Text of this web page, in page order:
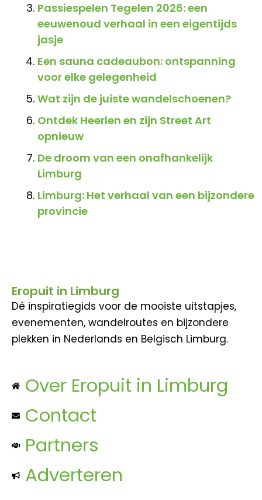
Passiespelen Tegelen 2026: een
eeuwenoud verhaal in een eigentijds
jasje
Een sauna cadeaubon: ontspanning
voor elke gelegenheid
Wat zijn de juiste wandelschoenen?
Ontdek Heerlen en zijn Street Art
opnieuw
De droom van een onafhankelijk
Limburg
Limburg: Het verhaal van een bijzondere
provincie
Eropuit in Limburg
Dé inspiratiegids voor de mooiste uitstapjes,
evenementen, wandelroutes en bijzondere
plekken in Nederlands en Belgisch Limburg.
Over Eropuit in Limburg
Contact
Partners
Adverteren